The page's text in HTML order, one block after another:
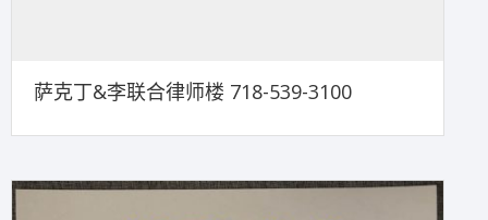
萨克丁&李联合律师楼 718-539-3100